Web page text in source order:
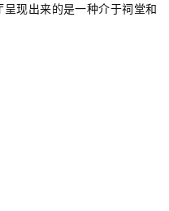
现出来的是一种介于祠堂和